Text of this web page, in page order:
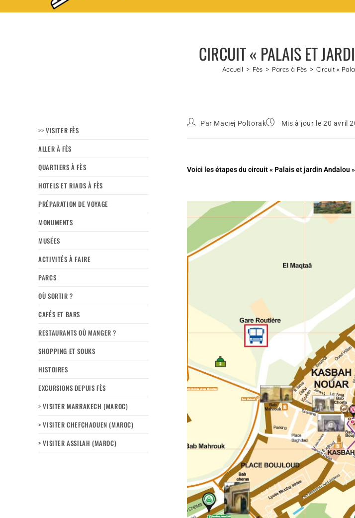
CIRCUIT « PALAIS ET
Accueil > Fès > Parcs à Fès > Circuit «
>> VISITER FÈS
ALLER À FÈS
QUARTIERS À FÈS
HOTELS ET RIADS À FÈS
PRÉPARATION DE VOYAGE
MONUMENTS
MUSÉES
ACTIVITÉS À FAIRE
PARCS
OÙ SORTIR ?
CAFÉS ET BARS
RESTAURANTS OÙ MANGER ?
SHOPPING ET SOUKS
HISTOIRES
EXCURSIONS DEPUIS FÈS
> VISITER MARRAKECH (MAROC)
> VISITER CHEFCHAOUEN (MAROC)
> VISITER ASSILAH (MAROC)
Par Maciej Poltorak Mis à jour le 20 avril
Voici les étapes du circuit « Palais et jardin Andalou